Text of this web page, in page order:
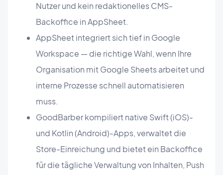
Nutzer und kein redaktionelles CMS-
Backoffice in AppSheet.
AppSheet integriert sich tief in Google
Workspace — die richtige Wahl, wenn Ihre
Organisation mit Google Sheets arbeitet und
interne Prozesse schnell automatisieren
muss.
GoodBarber kompiliert native Swift (iOS)-
und Kotlin (Android)-Apps, verwaltet die
Store-Einreichung und bietet ein Backoffice
für die tägliche Verwaltung von Inhalten, Push